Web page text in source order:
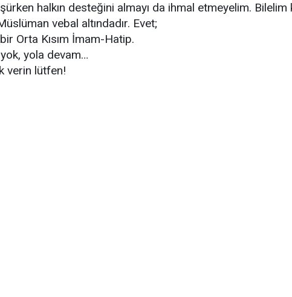
halkın desteğini almayı da ihmal etmeyelim. Bilelim
vebal altındadır. Evet;
Orta Kısım İmam-Hatip.
yola devam…
verin lütfen!